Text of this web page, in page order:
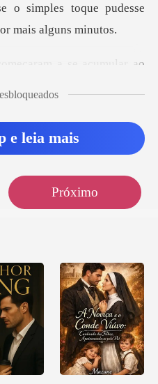
a se acumul
e leia mais
Próximo